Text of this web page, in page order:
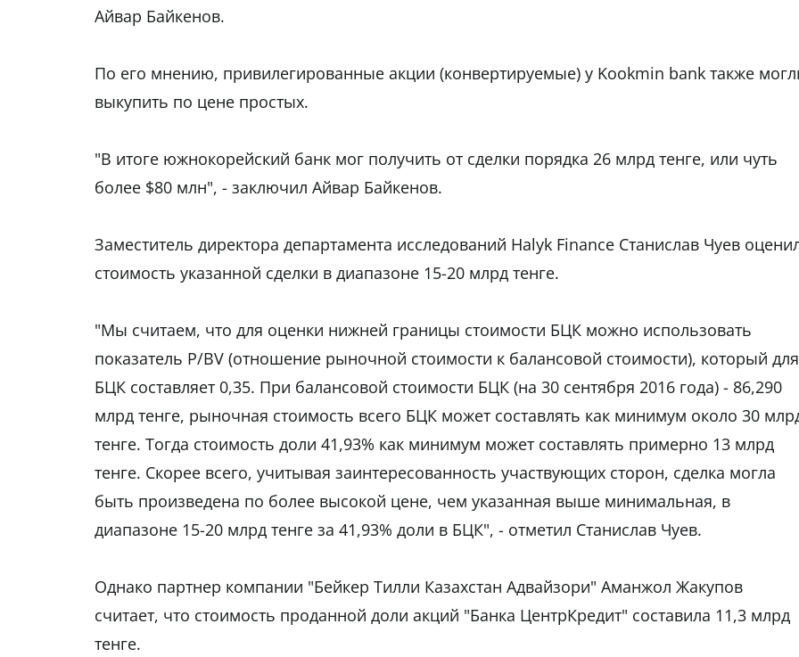
Айвар Байкенов.
По его мнению, привилегированные акции (конвертируемые) у Kookmin bank также
выкупить по цене простых.
"В итоге южнокорейский банк мог получить от сделки порядка 26 млрд тенге, или чуть
более $80 млн", - заключил Айвар Байкенов.
Заместитель директора департамента исследований Halyk Finance Станислав Чуев
стоимость указанной сделки в диапазоне 15-20 млрд тенге.
"Мы считаем, что для оценки нижней границы стоимости БЦК можно использовать
показатель P/BV (отношение рыночной стоимости к балансовой стоимости), который для
БЦК составляет 0,35. При балансовой стоимости БЦК (на 30 сентября 2016 года) - 86,290
млрд тенге, рыночная стоимость всего БЦК может составлять как минимум около 30
тенге. Тогда стоимость доли 41,93% как минимум может составлять примерно 13 млрд
тенге. Скорее всего, учитывая заинтересованность участвующих сторон, сделка могла
быть произведена по более высокой цене, чем указанная выше минимальная, в
диапазоне 15-20 млрд тенге за 41,93% доли в БЦК", - отметил Станислав Чуев.
Однако партнер компании "Бейкер Тилли Казахстан Адвайзори" Аманжол Жакупов
считает, что стоимость проданной доли акций "Банка ЦентрКредит" составила 11,3 млрд
тенге.